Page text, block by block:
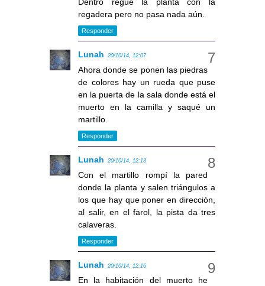
regadera pero no pasa nada aún.
Responder
Lunah 20/10/14, 12:07
Ahora donde se ponen las piedras
de colores hay un rueda que puse
en la puerta de la sala donde está el
muerto en la camilla y saqué un
martillo.
Responder
Lunah 20/10/14, 12:13
Con el martillo rompí la pared
donde la planta y salen triángulos a
los que hay que poner en dirección,
al salir, en el farol, la pista da tres
calaveras.
Responder
Lunah 20/10/14, 12:16
En la habitación del muerto he